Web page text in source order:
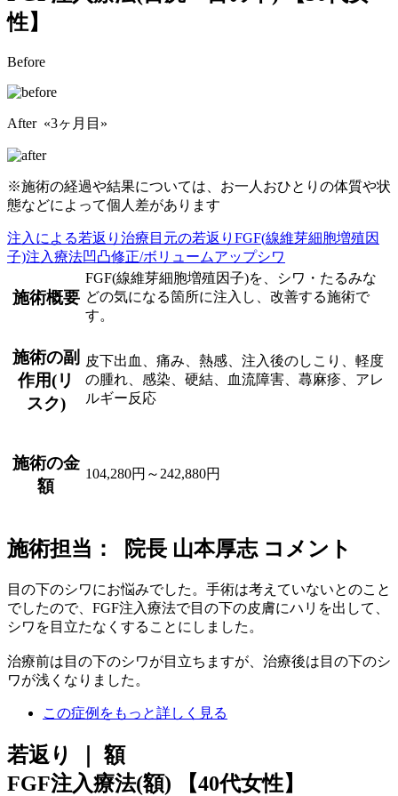
性】
Before
After «3ヶ月目»
※施術の経過や結果については、お一人おひとりの体質や状
態などによって個人差があります
注入による若返り治療 目元の若返り FGF(線維芽細胞増殖因
子)注入療法凹凸修正/ボリュームアップシワ
施術概要
FGF(線維芽細胞増殖因子)を、シワ・たるみな
どの気になる箇所に注入し、改善する施術で
す。
施術の副
作用(リ
スク)
皮下出血、痛み、熱感、注入後のしこり、軽度
の腫れ、感染、硬結、血流障害、蕁麻疹、アレ
ルギー反応
施術の金
額
104,280円～242,880円
施術担当： 院長 山本厚志 コメント
目の下のシワにお悩みでした。手術は考えていないとのこと
でしたので、FGF注入療法で目の下の皮膚にハリを出して、
シワを目立たなくすることにしました。
治療前は目の下のシワが目立ちますが、治療後は目の下のシ
ワが浅くなりました。
この症例をもっと詳しく見る
若返り ｜ 額
FGF注入療法(額)
【40代女性】